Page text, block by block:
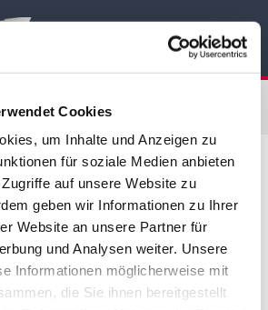
Cookies
um Inhalte und Anzeigen zu
für soziale Medien anbieten
auf unsere Website zu
geben wir Informationen zu Ihrer
Website an unsere Partner für
und Analysen weiter. Unsere
Informationen möglicherweise mit
die Sie ihnen bereitgestellt